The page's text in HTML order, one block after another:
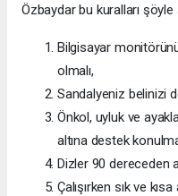
Özbaydar bu kuralları şöyle
Bilgisayar
olmalı,
Sandalyeniz belinizi
Önkol, uyluk ve
altına destek
Dizler 90 dereceden
Çalışırken sık ve